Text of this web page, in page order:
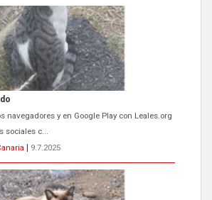
navegadores y en Google Play con Leales.org
sociales c...
9.7.2025